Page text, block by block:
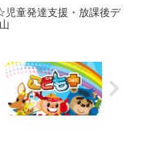
童発達支援・放課後デ